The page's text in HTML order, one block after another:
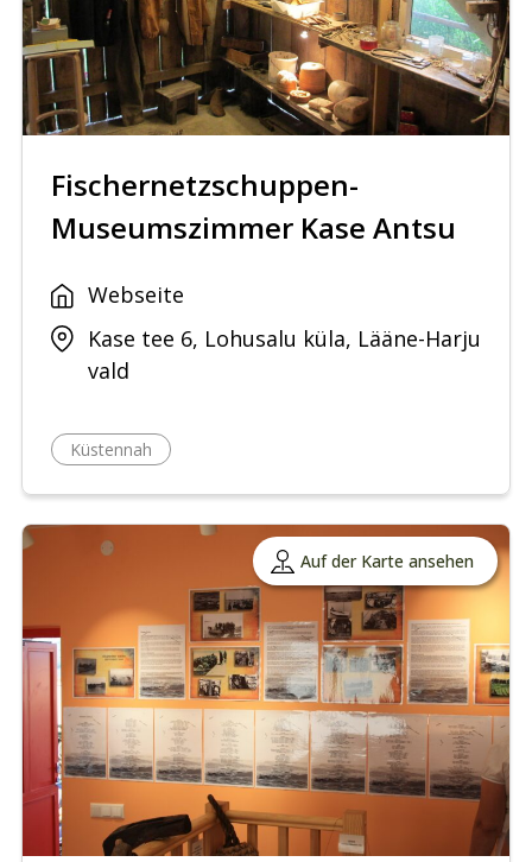
Fischernetzschuppen-
Museumszimmer Kase Antsu
Webseite
Kase tee 6, Lohusalu küla, Lääne-Harju
vald
Küstennah
Auf der Karte ansehen